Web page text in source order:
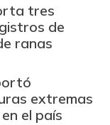
tres
de
ranas
extremas
el país